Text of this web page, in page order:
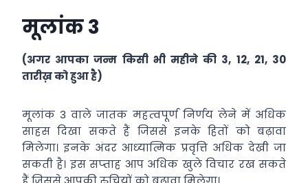
मूलांक 3
(अगर आपका जन्म किसी भी महीने की 3, 12, 21, 30
तारीख़ को हुआ है)
मूलांक 3 वाले जातक महत्‍वपूर्ण निर्णय लेने में अधिक
साहस दिखा सकते हैं जिससे इनके हितों को बढ़ावा
मिलेगा। इनके अंदर आध्‍यात्मिक प्रवृत्ति अधिक देखी जा
सकती है। इस सप्‍ताह आप अधिक खुले विचार रख सकते